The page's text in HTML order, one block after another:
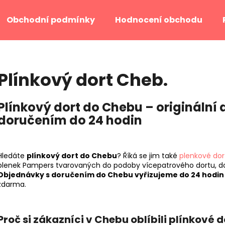
Obchodní podmínky Hodnocení obchodu
dort Cheb.
dort do Chebu – originální
do 24 hodin
plínkový dort do Chebu? Říká se jim také plenkové
Pampers tvarovaných do podoby vícepatrového dortu,
s doručením do Chebu vyřizujeme do 24 hodin
si zákazníci v Chebu oblíbili plínkové